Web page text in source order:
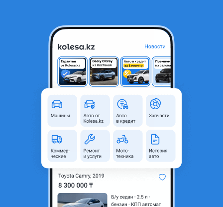
Toyota Camry 2009 года
Объявление находится в архиве и может быть
Алматы, Алматинская
2006 - 2009 XV40
Седан